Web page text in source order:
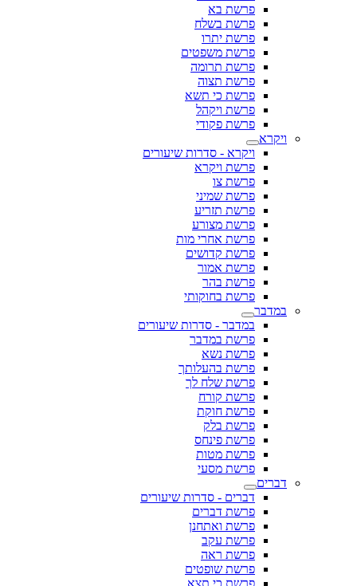
פרשת בא
פרשת בשלח
פרשת יתרו
פרשת משפטים
פרשת תרומה
פרשת תצוה
פרשת כי תשא
פרשת ויקהל
פרשת פקודי
ויקרא
ויקרא - סדרות שיעורים
פרשת ויקרא
פרשת צו
פרשת שמיני
פרשת תזריע
פרשת מצורע
פרשת אחרי מות
פרשת קדושים
פרשת אמור
פרשת בהר
פרשת בחוקותי
במדבר
במדבר - סדרות שיעורים
פרשת במדבר
פרשת נשא
פרשת בהעלותך
פרשת שלח לך
פרשת קורח
פרשת חוקת
פרשת בלק
פרשת פינחס
פרשת מטות
פרשת מסעי
דברים
דברים - סדרות שיעורים
פרשת דברים
פרשת ואתחנן
פרשת עקב
פרשת ראה
פרשת שופטים